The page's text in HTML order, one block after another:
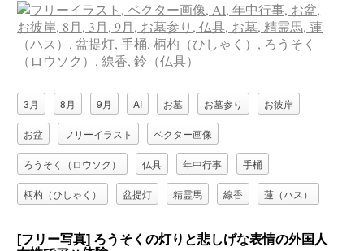
3月 8月 9月 AI お墓 お墓参り お彼岸
お盆 フリーイラスト ベクター画像
ろうそく（ロウソク） 仏具 年中行事 手桶
柄杓（ひしゃく） 盆提灯 精霊馬 線香 蓮（ハス）
[フリー写真] ろうそくの灯りと悲しげな表情の外国人